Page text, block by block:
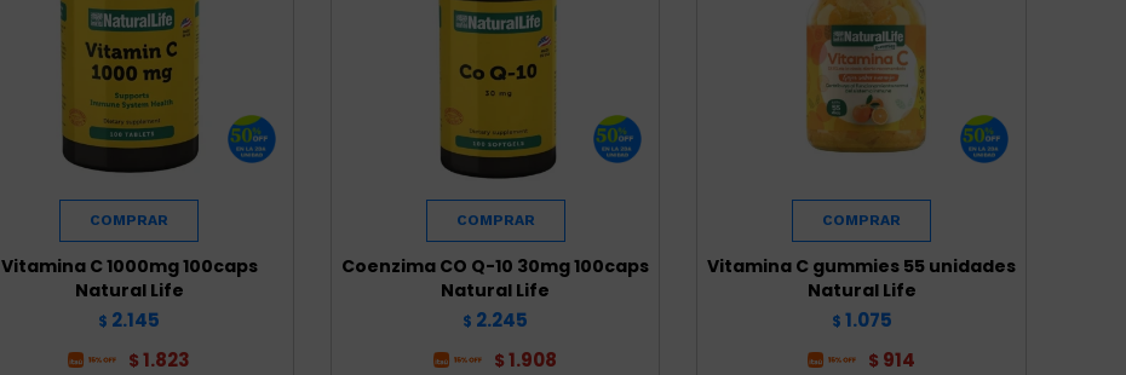
Vitamina C 1000mg 100caps
Natural Life
$ 2.145
$ 1.823
Coenzima CO Q-10 30mg 100caps
Natural Life
$ 2.245
$ 1.908
Vitamina C gummies 55 unidades
Natural Life
$ 1.075
$ 914